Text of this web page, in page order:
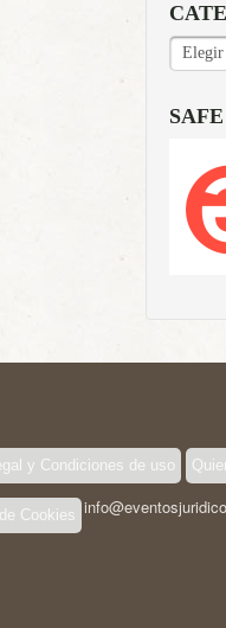
y Condiciones de uso
Cookies